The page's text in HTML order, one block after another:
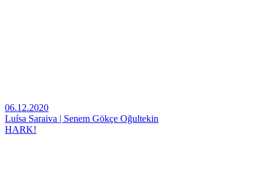
06.12.2020
Luísa Saraiva | Senem Gökçe Oğultekin
HARK!